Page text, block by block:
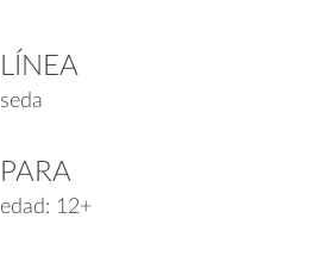
LÍNEA
seda
PARA
edad: 12+